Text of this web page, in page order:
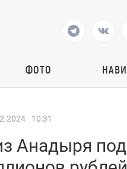
ФОТО
10:31
Анадыря